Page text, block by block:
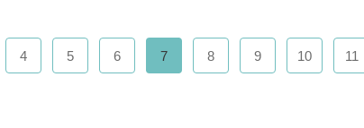
4 5 6 7 8 9 10 11